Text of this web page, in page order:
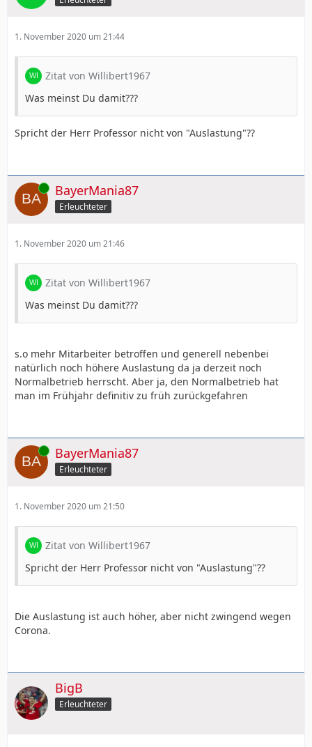
1. November 2020 um 21:44
Zitat von Willibert1967
Was meinst Du damit???
Spricht der Herr Professor nicht von "Auslastung"??
Online BayerMania87
Erleuchteter
1. November 2020 um 21:46
Zitat von Willibert1967
Was meinst Du damit???
s.o mehr Mitarbeiter betroffen und generell nebenbei
natürlich noch höhere Auslastung da ja derzeit noch
Normalbetrieb herrscht. Aber ja, den Normalbetrieb hat
man im Frühjahr definitiv zu früh zurückgefahren
Online BayerMania87
Erleuchteter
1. November 2020 um 21:50
Zitat von Willibert1967
Spricht der Herr Professor nicht von "Auslastung"??
Die Auslastung ist auch höher, aber nicht zwingend wegen
Corona.
BigB
Erleuchteter